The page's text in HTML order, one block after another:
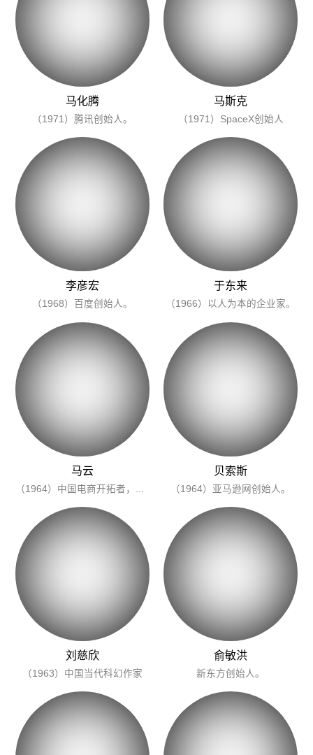
马化腾
（1971）腾讯创始人。
马斯克
（1971）SpaceX创始人
李彦宏
（1968）百度创始人。
于东来
（1966）以人为本的企业家。
马云 贝索斯
（1964）亚马逊网创始人。
刘慈欣
（1963）中国当代科幻作家
俞敏洪
新东方创始人。